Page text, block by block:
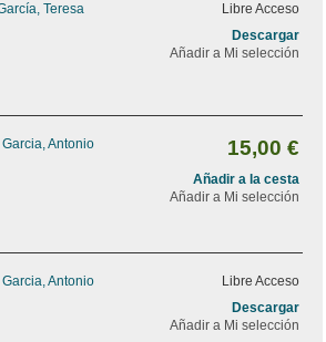
Teresa
Libre Acceso
Descargar
Añadir a Mi selección
Garcia, Antonio 15,00 €
Añadir a la cesta
Añadir a Mi selección
Garcia, Antonio
Libre Acceso
Descargar
Añadir a Mi selección